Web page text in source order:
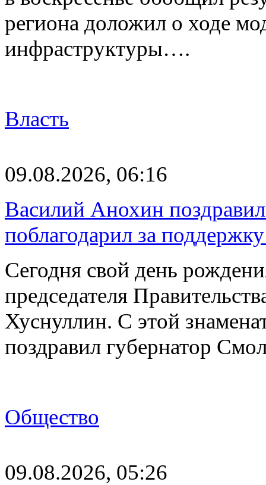
региона доложил о ходе
инфраструктуры….
Власть
09.08.2026, 06:16
Василий Анохин
поблагодарил за
Сегодня свой день
председателя
Хуснуллин. С этой
поздравил губернатор
Общество
09.08.2026, 05:26